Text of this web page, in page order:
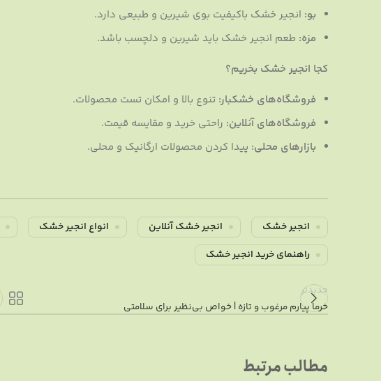
بو: انجیر خشک باکیفیت بوی شیرین و طبیعی دارد.
مزه: طعم انجیر خشک باید شیرین و دلچسب باشد.
کجا انجیر خشک بخریم؟
فروشگاه‌های خشکبار: تنوع بالا و امکان تست محصولات.
فروشگاه‌های آنلاین: راحتی خرید و مقایسه قیمت.
بازارهای محلی: پیدا کردن محصولات ارگانیک و محلی.
انجیر خشک انجیر خشک آنلاین انواع انجیر خشک
راهنمای خرید انجیر خشک
جدیدتر
خرما پیارم مرغوب و تازه | خواص بی‌نظیر برای سلامتی
مطالب مرتبط